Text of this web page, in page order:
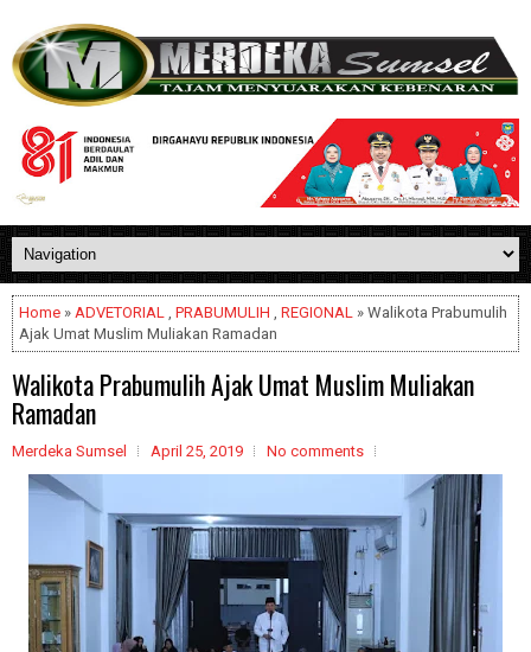
Home » ADVETORIAL , PRABUMULIH , REGIONAL » Walikota Prabumulih
Ajak Umat Muslim Muliakan Ramadan
Walikota Prabumulih Ajak Umat Muslim Muliakan
Ramadan
Merdeka Sumsel April 25, 2019 No comments